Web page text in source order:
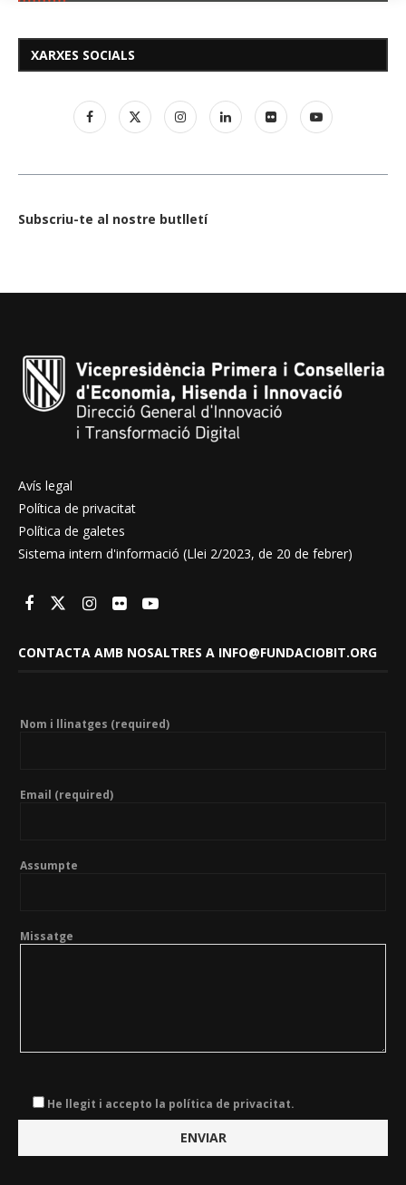
XARXES SOCIALS
Subscriu-te al nostre butlletí
Avís legal
Política de privacitat
Política de galetes
Sistema intern d'informació (Llei 2/2023, de 20 de febrer)
CONTACTA AMB NOSALTRES A INFO@FUNDACIOBIT.ORG
Nom i llinatges (required)
Email (required)
Assumpte
Missatge
He llegit i accepto la política de privacitat.